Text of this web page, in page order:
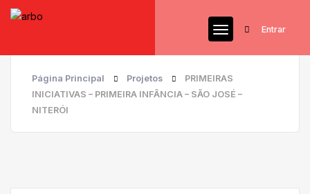
Entrar
Página Principal Projetos
PRIMEIRAS
INICIATIVAS – PRIMEIRA INFÂNCIA – SÃO JOSÉ –
NITERÓI